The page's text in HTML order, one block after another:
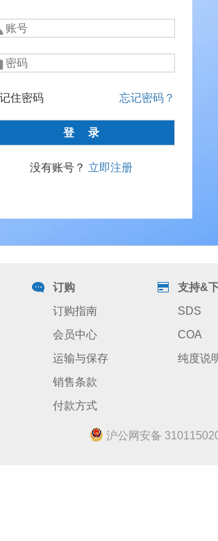
记住密码 忘记密码？
没有账号？ 立即注册
订购
订购指南
会员中心
运输与保存
销售条款
付款方式
支持&
SDS
COA
纯度说
沪公网安备